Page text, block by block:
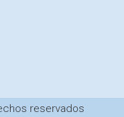
reservados